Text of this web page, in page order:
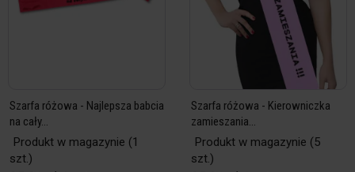
Szarfa różowa - Najlepsza babcia
na cały...
Produkt w magazynie (1
szt.)
Szarfa różowa - Kierowniczka
zamieszania...
Produkt w magazynie (5
szt.)